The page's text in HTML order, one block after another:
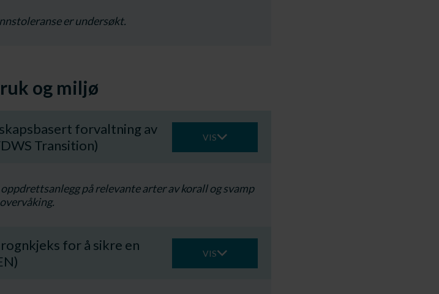
er undersøkt.
og miljø
forvaltning av
Transition)
VIS
på relevante arter av korall og svamp
for å sikre en
VIS